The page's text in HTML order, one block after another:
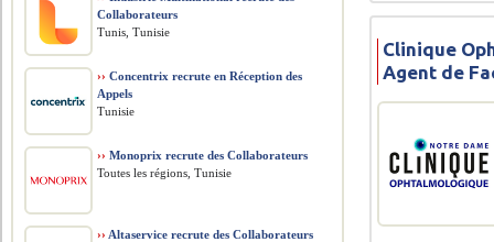
Clinique
Agent de
Collaborateurs
Tunis, Tunisie
›› Concentrix recrute en Réception des
Appels
Tunisie
›› Monoprix recrute des Collaborateurs
Toutes les régions, Tunisie
›› Altaservice recrute des Collaborateurs